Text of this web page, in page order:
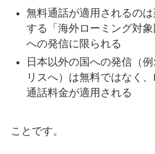
無料通話が適用されるの
する「海外ローミング対
への発信に限られる
日本以外の国への発信（
リスへ）は無料ではなく
通話料金が適用される
ことです。